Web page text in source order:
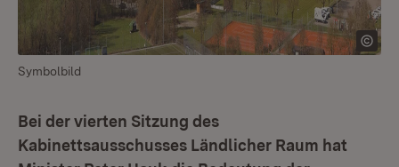
Symbolbild
Bei der vierten Sitzung des
Kabinettsausschusses Ländlicher Raum hat